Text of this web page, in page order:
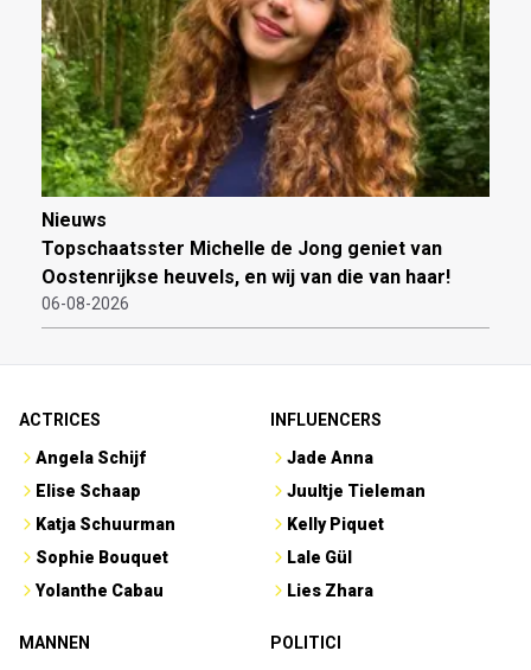
Nieuws
Topschaatsster Michelle de Jong geniet van
Oostenrijkse heuvels, en wij van die van haar!
06-08-2026
ACTRICES
Angela Schijf
Elise Schaap
Katja Schuurman
Sophie Bouquet
Yolanthe Cabau
INFLUENCERS
Jade Anna
Juultje Tieleman
Kelly Piquet
Lale Gül
Lies Zhara
MANNEN
POLITICI